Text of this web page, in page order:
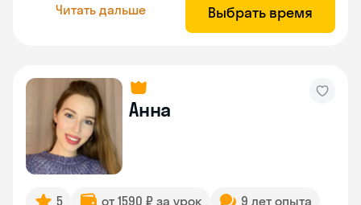
Читать дальше Выбрать время
Анна
5 от 1590 ₽ за урок
9 лет опыта